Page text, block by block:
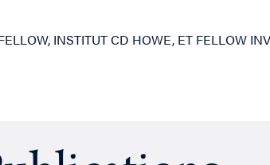
INSTITUT CD HOWE, ET FELLOW